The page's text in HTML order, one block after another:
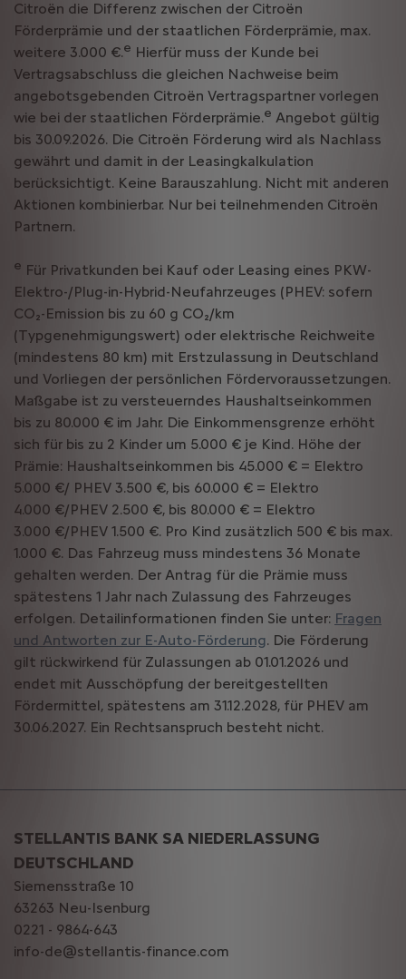
Citroën die Differenz zwischen der Citroën
Förderprämie und der staatlichen Förderprämie, max.
weitere 3.000 €.e Hierfür muss der Kunde bei
Vertragsabschluss die gleichen Nachweise beim
angebotsgebenden Citroën Vertragspartner vorlegen
wie bei der staatlichen Förderprämie.e Angebot gültig
bis 30.09.2026. Die Citroën Förderung wird als Nachlass
gewährt und damit in der Leasingkalkulation
berücksichtigt. Keine Barauszahlung. Nicht mit anderen
Aktionen kombinierbar. Nur bei teilnehmenden Citroën
Partnern.
e Für Privatkunden bei Kauf oder Leasing eines PKW-
Elektro-/Plug-in-Hybrid-Neufahrzeuges (PHEV: sofern
CO₂-Emission bis zu 60 g CO₂/km
(Typgenehmigungswert) oder elektrische Reichweite
(mindestens 80 km) mit Erstzulassung in Deutschland
und Vorliegen der persönlichen Fördervoraussetzungen.
Maßgabe ist zu versteuerndes Haushaltseinkommen
bis zu 80.000 € im Jahr. Die Einkommensgrenze erhöht
sich für bis zu 2 Kinder um 5.000 € je Kind. Höhe der
Prämie: Haushaltseinkommen bis 45.000 € = Elektro
5.000 €/ PHEV 3.500 €, bis 60.000 € = Elektro
4.000 €/PHEV 2.500 €, bis 80.000 € = Elektro
3.000 €/PHEV 1.500 €. Pro Kind zusätzlich 500 € bis max.
1.000 €. Das Fahrzeug muss mindestens 36 Monate
gehalten werden. Der Antrag für die Prämie muss
spätestens 1 Jahr nach Zulassung des Fahrzeuges
erfolgen. Detailinformationen finden Sie unter: Fragen
und Antworten zur E-Auto-Förderung. Die Förderung
gilt rückwirkend für Zulassungen ab 01.01.2026 und
endet mit Ausschöpfung der bereitgestellten
Fördermittel, spätestens am 31.12.2028, für PHEV am
30.06.2027. Ein Rechtsanspruch besteht nicht.
STELLANTIS BANK SA NIEDERLASSUNG
DEUTSCHLAND
Siemensstraße 10
63263 Neu-Isenburg
0221 - 9864-643
info-de@stellantis-finance.com